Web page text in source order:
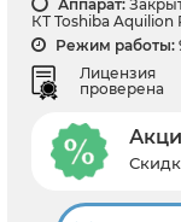
Аппарат:
КТ Toshiba Aquilion
Режим работы:
Лицензия
проверена